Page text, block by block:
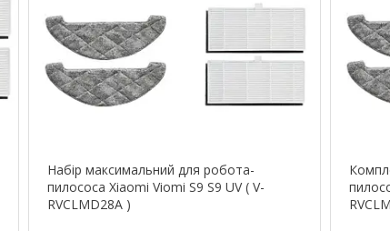
Набір максимальний для робота-
пилососа Xiaomi Viomi S9 S9 UV ( V-
RVCLMD28A )